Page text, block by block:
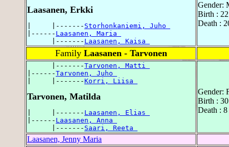
Laasanen, Erkki
|     |------- Storhonkaniemi, Juho
|------ Laasanen, Maria
      |-------
Laasanen, Kaisa
Gender:
Birth :
Death :
Family Laasanen - Tarvonen
      |-------
Tarvonen, Matti
|------Tarvonen, Juho
|     |-------Korri, Liisa
Tarvonen, Matilda
|     |------- Laasanen, Elias
|------ Laasanen, Anna
      |-------
Saari, Reeta
Gender:
Birth :
Death :
Laasanen, Jenny Maria